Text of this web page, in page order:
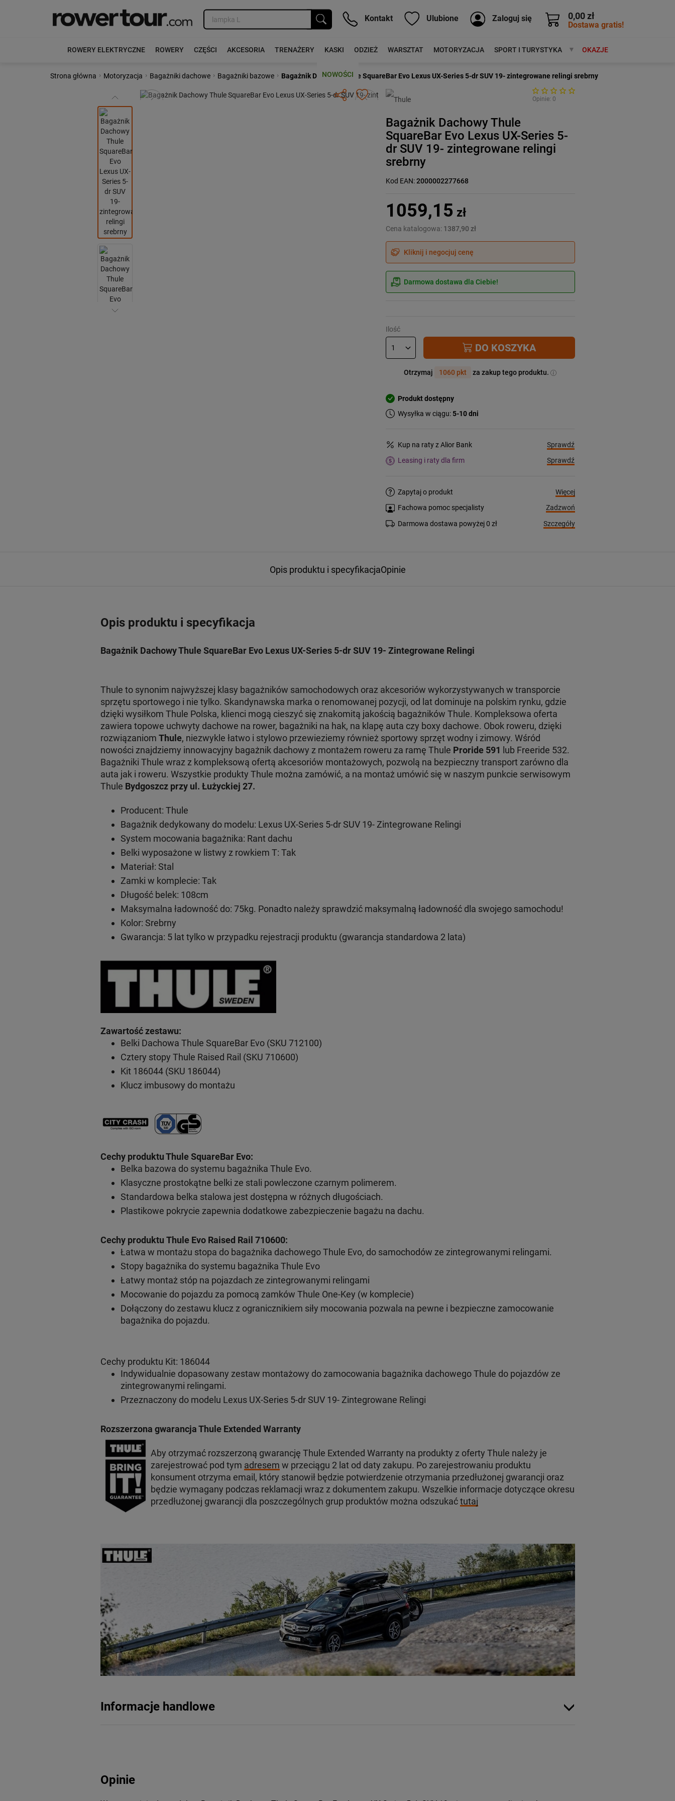
0,00 zł
Dostawa gratis!
Kontakt Ulubione Zaloguj się
ROWERY ELEKTRYCZNE ROWERY CZĘŚCI AKCESORIA TRENAŻERY KASKI ODZIEŻ WARSZTAT MOTORYZACJA SPORT I TURYSTYKA MARKIOKAZJE
NOWOŚCI
Strona główna › Motoryzacja › Bagażniki dachowe › Bagażniki bazowe › Bagażnik Dachowy Thule SquareBar Evo Lexus UX-Series 5-dr SUV 19- zintegrowane relingi srebrny
Poprzedni Następny Opinie: 0
Bagażnik Dachowy Thule
SquareBar Evo Lexus UX-Series 5-
dr SUV 19- zintegrowane relingi
srebrny
Kod EAN:2000002277668
1059,15 zł
Cena katalogowa: 1387,90 zł
Kliknij i negocjuj cenę
Darmowa dostawa dla Ciebie!
Ilość
DO KOSZYKA
Otrzymaj 1060 pkt za zakup tego produktu.
Produkt dostępny
Wysyłka w ciągu:5-10 dni
Kup na raty z Alior Bank
Sprawdź
Leasing i raty dla firm
Sprawdź
Zapytaj o produkt
Więcej
Fachowa pomoc specjalisty
Zadzwoń
Darmowa dostawa powyżej 0 zł
Szczegóły
Opis produktu i specyfikacjaOpinie
Opis produktu i specyfikacja
Bagażnik Dachowy Thule SquareBar Evo Lexus UX-Series 5-dr SUV 19- Zintegrowane Relingi
Thule to synonim najwyższej klasy bagażników samochodowych oraz akcesoriów wykorzystywanych w transporcie
sprzętu sportowego i nie tylko. Skandynawska marka o renomowanej pozycji, od lat dominuje na polskim rynku, gdzie
dzięki wysiłkom Thule Polska, klienci mogą cieszyć się znakomitą jakością bagażników Thule. Kompleksowa oferta
zawiera topowe uchwyty dachowe na rower, bagażniki na hak, na klapę auta czy boxy dachowe. Obok roweru, dzięki
rozwiązaniom Thule, niezwykle łatwo i stylowo przewieziemy również sportowy sprzęt wodny i zimowy. Wśród
nowości znajdziemy innowacyjny bagażnik dachowy z montażem roweru za ramę Thule Proride 591 lub Freeride 532.
Bagażniki Thule wraz z kompleksową ofertą akcesoriów montażowych, pozwolą na bezpieczny transport zarówno dla
auta jak i roweru. Wszystkie produkty Thule można zamówić, a na montaż umówić się w naszym punkcie serwisowym
Thule Bydgoszcz przy ul. Łużyckiej 27.
Producent: Thule
Bagażnik dedykowany do modelu: Lexus UX-Series 5-dr SUV 19- Zintegrowane Relingi
System mocowania bagażnika: Rant dachu
Belki wyposażone w listwy z rowkiem T: Tak
Materiał: Stal
Zamki w komplecie: Tak
Długość belek: 108cm
Maksymalna ładowność do: 75kg. Ponadto należy sprawdzić maksymalną ładowność dla swojego samochodu!
Kolor: Srebrny
Gwarancja: 5 lat tylko w przypadku rejestracji produktu (gwarancja standardowa 2 lata)
Zawartość zestawu:
Belki Dachowa Thule SquareBar Evo (SKU 712100)
Cztery stopy Thule Raised Rail (SKU 710600)
Kit 186044 (SKU 186044)
Klucz imbusowy do montażu
Cechy produktu Thule SquareBarEvo:
Belka bazowa do systemu bagażnika Thule Evo.
Klasyczne prostokątne belki ze stali powleczone czarnym polimerem.
Standardowa belka stalowa jest dostępna w różnych długościach.
Plastikowe pokrycie zapewnia dodatkowe zabezpieczenie bagażu na dachu.
Cechy produktu Thule Evo Raised Rail 710600:
Łatwa w montażu stopa do bagażnika dachowego Thule Evo, do samochodów ze zintegrowanymi relingami.
Stopy bagażnika do systemu bagażnika Thule Evo
Łatwy montaż stóp na pojazdach ze zintegrowanymi relingami
Mocowanie do pojazdu za pomocą zamków Thule One-Key (w komplecie)
Dołączony do zestawu klucz z ogranicznikiem siły mocowania pozwala na pewne i bezpieczne zamocowanie
bagażnika do pojazdu.
Cechy produktu Kit: 186044
Indywidualnie dopasowany zestaw montażowy do zamocowania bagażnika dachowego Thule do pojazdów ze
zintegrowanymi relingami.
Przeznaczony do modelu Lexus UX-Series 5-dr SUV 19- Zintegrowane Relingi
Rozszerzona gwarancja Thule Extended Warranty
Aby otrzymać rozszerzoną gwarancję Thule Extended Warranty na produkty z oferty Thule należy je
zarejestrować pod tym adresem w przeciągu 2 lat od daty zakupu. Po zarejestrowaniu produktu
konsument otrzyma email, który stanowił będzie potwierdzenie otrzymania przedłużonej gwarancji oraz
będzie wymagany podczas reklamacji wraz z dokumentem zakupu. Wszelkie informacje dotyczące okresu
przedłużonej gwarancji dla poszczególnych grup produktów można odszukaćtutaj
Informacje handlowe
Opinie